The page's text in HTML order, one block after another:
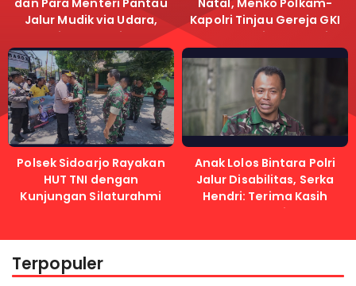
Jalur Mudik via Udara,
Pastikan Lalu Lintas
Lancar
Kapolri Tinjau Gereja GKI
Samanhudi dan Gereja
Immanuel
Polsek Sidoarjo Rayakan
HUT TNI dengan
Kunjungan Silaturahmi
Anak Lolos Bintara Polri
Jalur Disabilitas, Serka
Hendri: Terima Kasih
Kapolri
Terpopuler